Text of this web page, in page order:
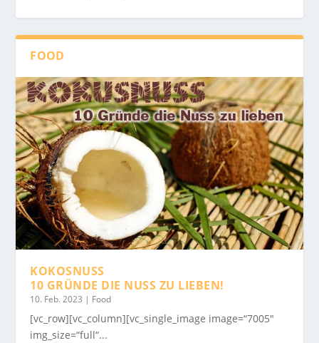
FOOD
KOKOSNUSS
10 GRÜNDE DIE NUSS ZU LIEBEN!
10. Feb. 2023 | Food
[vc_row][vc_column][vc_single_image image=“7005″
img_size=“full“...